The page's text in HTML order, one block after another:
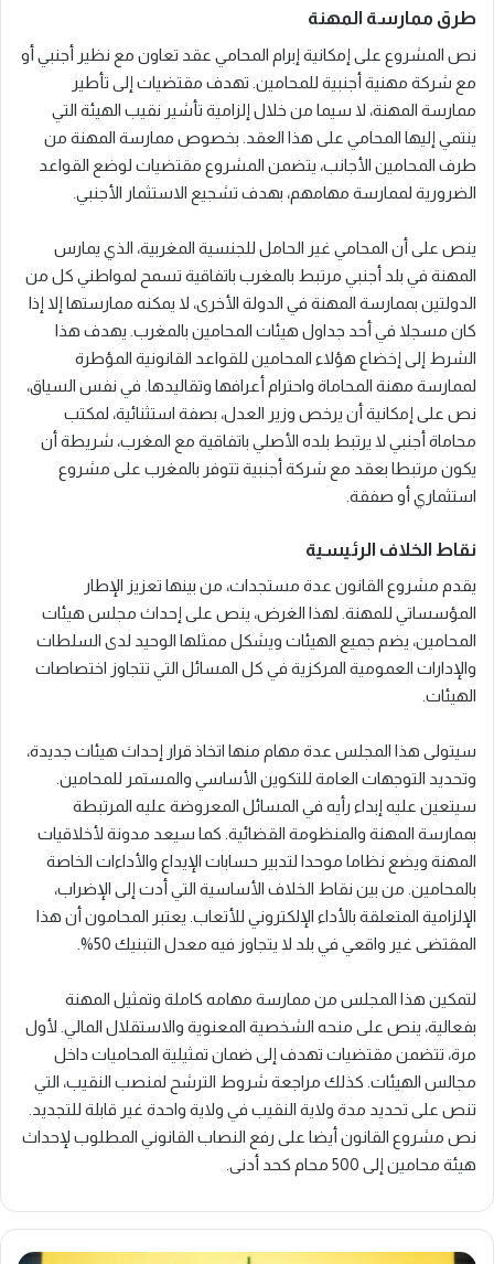
طرق ممارسة المهنة
نص المشروع على إمكانية إبرام المحامي عقد تعاون مع نظير أجنبي أو
مع شركة مهنية أجنبية للمحامين. تهدف مقتضيات إلى تأطير
ممارسة المهنة، لا سيما من خلال إلزامية تأشير نقيب الهيئة التي
ينتمي إليها المحامي على هذا العقد. بخصوص ممارسة المهنة من
طرف المحامين الأجانب، يتضمن المشروع مقتضيات لوضع القواعد
الضرورية لممارسة مهامهم، بهدف تشجيع الاستثمار الأجنبي.
ينص على أن المحامي غير الحامل للجنسية المغربية، الذي يمارس
المهنة في بلد أجنبي مرتبط بالمغرب باتفاقية تسمح لمواطني كل من
الدولتين بممارسة المهنة في الدولة الأخرى، لا يمكنه ممارستها إلا إذا
كان مسجلا في أحد جداول هيئات المحامين بالمغرب. يهدف هذا
الشرط إلى إخضاع هؤلاء المحامين للقواعد القانونية المؤطرة
لممارسة مهنة المحاماة واحترام أعرافها وتقاليدها. في نفس السياق،
نص على إمكانية أن يرخص وزير العدل، بصفة استثنائية، لمكتب
محاماة أجنبي لا يرتبط بلده الأصلي باتفاقية مع المغرب، شريطة أن
يكون مرتبطا بعقد مع شركة أجنبية تتوفر بالمغرب على مشروع
استثماري أو صفقة.
نقاط الخلاف الرئيسية
يقدم مشروع القانون عدة مستجدات، من بينها تعزيز الإطار
المؤسساتي للمهنة. لهذا الغرض، ينص على إحداث مجلس هيئات
المحامين، يضم جميع الهيئات ويشكل ممثلها الوحيد لدى السلطات
والإدارات العمومية المركزية في كل المسائل التي تتجاوز اختصاصات
الهيئات.
سيتولى هذا المجلس عدة مهام منها اتخاذ قرار إحداث هيئات جديدة،
وتحديد التوجهات العامة للتكوين الأساسي والمستمر للمحامين.
سيتعين عليه إبداء رأيه في المسائل المعروضة عليه المرتبطة
بممارسة المهنة والمنظومة القضائية. كما سيعد مدونة لأخلاقيات
المهنة ويضع نظاما موحدا لتدبير حسابات الإيداع والأداءات الخاصة
بالمحامين. من بين نقاط الخلاف الأساسية التي أدت إلى الإضراب،
الإلزامية المتعلقة بالأداء الإلكتروني للأتعاب. يعتبر المحامون أن هذا
المقتضى غير واقعي في بلد لا يتجاوز فيه معدل التبنيك 50%.
لتمكين هذا المجلس من ممارسة مهامه كاملة وتمثيل المهنة
بفعالية، ينص على منحه الشخصية المعنوية والاستقلال المالي. لأول
مرة، تتضمن مقتضيات تهدف إلى ضمان تمثيلية المحاميات داخل
مجالس الهيئات. كذلك مراجعة شروط الترشح لمنصب النقيب، التي
تنص على تحديد مدة ولاية النقيب في ولاية واحدة غير قابلة للتجديد.
نص مشروع القانون أيضا على رفع النصاب القانوني المطلوب لإحداث
هيئة محامين إلى 500 محام كحد أدنى.